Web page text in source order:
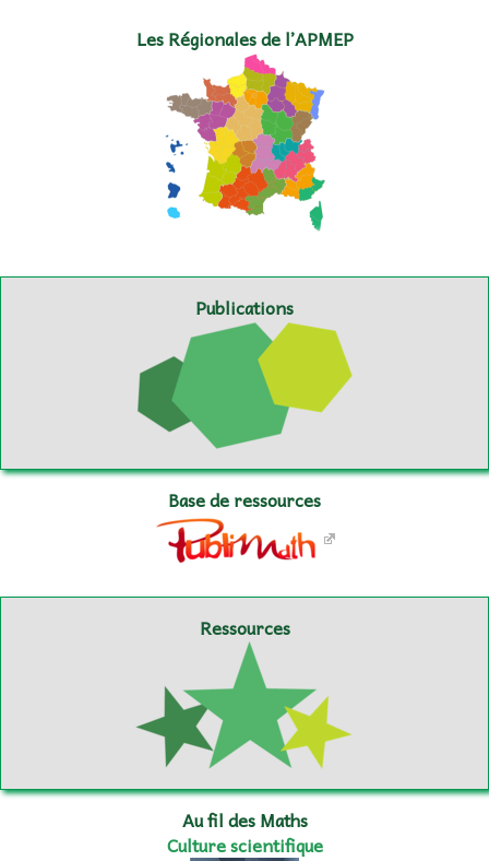
Les Régionales de l’APMEP
Publications
Base de ressources
Ressources
Au fil des Maths
Culture scientifique